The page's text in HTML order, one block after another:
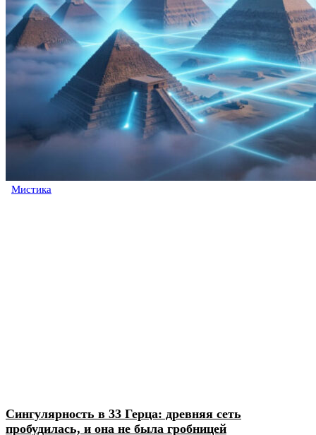
Мистика
Сингулярность в 33 Герца: древняя сеть
пробудилась, и она не была гробницей